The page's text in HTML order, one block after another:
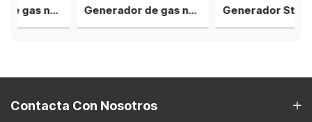
Generador de gas natural Cummins de 400 kW Generador de gas natural Deutz V12 de 2 MW, 4 grupos en planta de energía en paralelo Generador Steyr de 1000 kW, 4 unidades en paralelo, soluciones T12 - 40 pies
Contacta Con Nosotros